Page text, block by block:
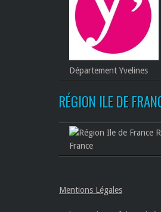
Département Yvelines
RÉGION ILE DE
France
Mentions Légales